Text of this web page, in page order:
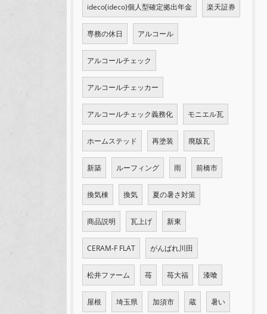
ideco(ideco)個人型確定拠出年金 楽天証券
専務の休日 アルコール
アルコールチェック
アルコールチェッカー
アルコールチェック義務化 モニエル瓦
ホームステッド 再塗装 廃版瓦
新築 ルーフィング 雨 前橋市
換気棟 換気 夏の暑さ対策
商品説明 瓦上げ 新東
CERAM-F FLAT がんばれ川田
松井ファーム 苺 苺大福 漆喰
屋根 埼玉県 加須市 蔵 暑い